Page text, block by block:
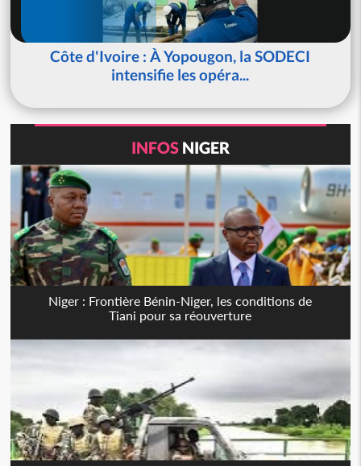
Côte d'Ivoire : À Yopougon, la SODECI
intensifie les opéra...
INFOS NIGER
Niger : Frontière Bénin-Niger, les conditions de
Tiani pour sa réouverture